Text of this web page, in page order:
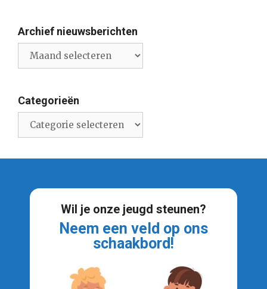
Archief nieuwsberichten
nieuwsberichten
Categorieën
Wil je onze jeugd steunen?
Neem een veld op ons
schaakbord!